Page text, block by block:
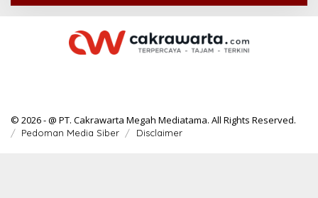
© 2026 - @ PT. Cakrawarta Megah Mediatama. All Rights Reserved.
Pedoman Media Siber Disclaimer